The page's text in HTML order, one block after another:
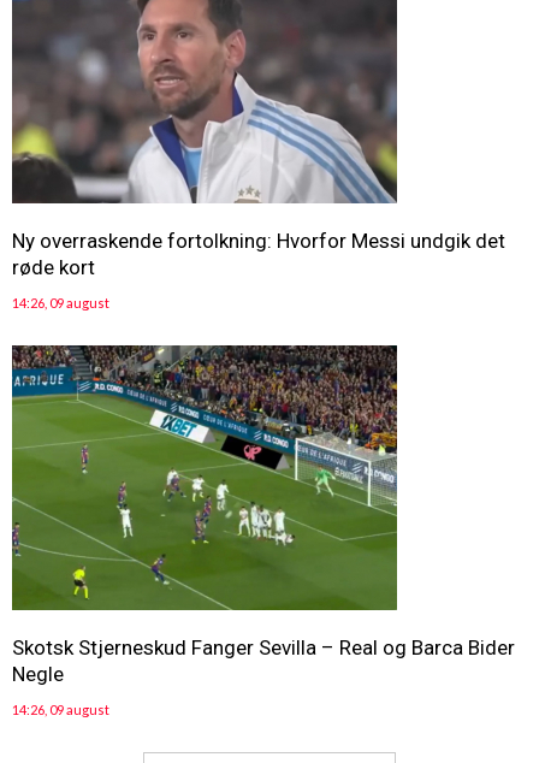
Ny overraskende fortolkning: Hvorfor Messi undgik det
røde kort
14:26, 09 august
Skotsk Stjerneskud Fanger Sevilla – Real og Barca Bider
Negle
14:26, 09 august